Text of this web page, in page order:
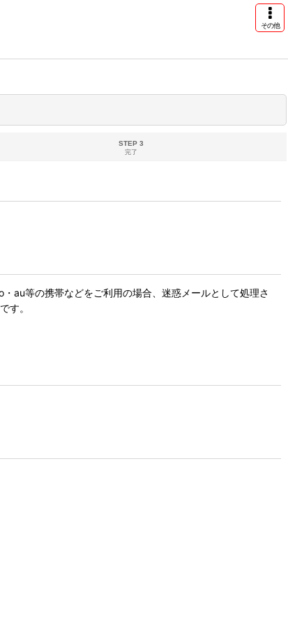
その他
STEP 3
完了
au等の携帯などをご利用の場合、迷惑メールとして処理さ
す。